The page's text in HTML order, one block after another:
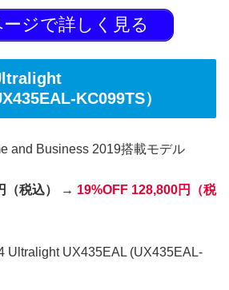
ジで詳しく見る
KC099TS）
and Business 2019搭載モデル
（税込） → 19%OFF 128,800円（税